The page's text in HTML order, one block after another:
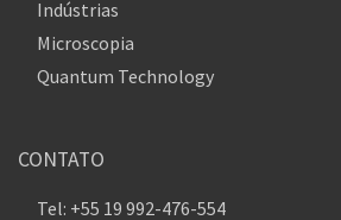
Indústrias
Microscopia
Quantum Technology
CONTATO
Tel: +55 19 992-476-554